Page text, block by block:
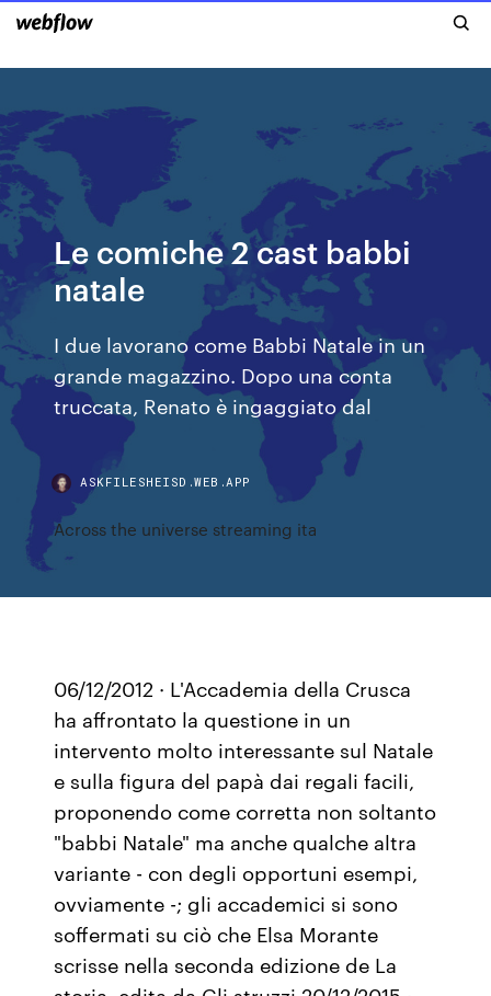
Le comiche 2 cast babbi
natale
I due lavorano come Babbi Natale in un
grande magazzino. Dopo una conta
truccata, Renato è ingaggiato dal
ASKFILESHEISD.WEB.APP
Across the universe streaming ita
06/12/2012 · L'Accademia della Crusca
ha affrontato la questione in un
intervento molto interessante sul Natale
e sulla figura del papà dai regali facili,
proponendo come corretta non soltanto
"babbi Natale" ma anche qualche altra
variante - con degli opportuni esempi,
ovviamente -; gli accademici si sono
soffermati su ciò che Elsa Morante
scrisse nella seconda edizione de La